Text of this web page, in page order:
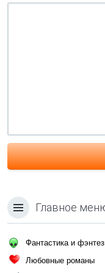
Главное
Фантастика и
Любовные романы